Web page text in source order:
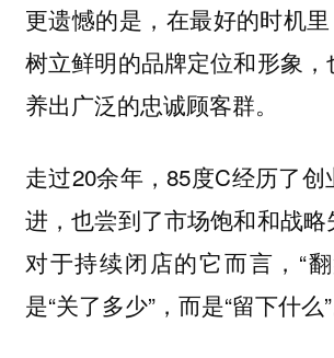
更遗憾的是，在最好的时机
树立鲜明的品牌定位和形象
养出广泛的忠诚顾客群。
走过20余年，85度C经历了
进，也尝到了市场饱和和战略
对于持续闭店的它而言，“
是“关了多少”，而是“留下什么”